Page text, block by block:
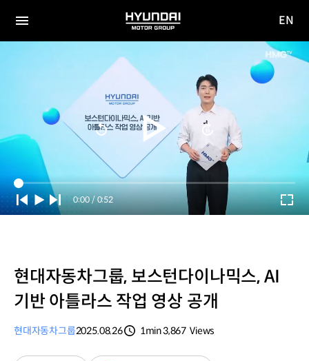
전체
HYUNDAI
MOTOR
GROUP
사이
EN
Current
Time
0:00 / Duration
0:52
현대자동차그룹, 보스턴다이나믹스, AI
기반 아틀라스 작업 영상 공개
현대자동차그룹2025.08.26
1min3,867 Views